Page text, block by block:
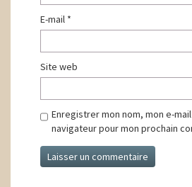
E-mail *
Site web
Enregistrer mon nom, mon e-
navigateur pour mon prochain